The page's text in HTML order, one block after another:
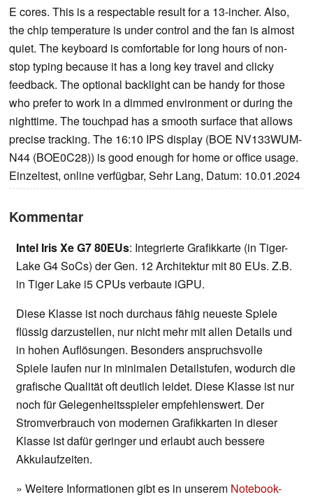
E cores. This is a respectable result for a 13-incher. Also,
the chip temperature is under control and the fan is almost
quiet. The keyboard is comfortable for long hours of non-
stop typing because it has a long key travel and clicky
feedback. The optional backlight can be handy for those
who prefer to work in a dimmed environment or during the
nighttime. The touchpad has a smooth surface that allows
precise tracking. The 16:10 IPS display (BOE NV133WUM-
N44 (BOE0C28)) is good enough for home or office usage.
Einzeltest, online verfügbar, Sehr Lang, Datum: 10.01.2024
Kommentar
Intel Iris Xe G7 80EUs: Integrierte Grafikkarte (in Tiger-
Lake G4 SoCs) der Gen. 12 Architektur mit 80 EUs. Z.B.
in Tiger Lake i5 CPUs verbaute iGPU.
Diese Klasse ist noch durchaus fähig neueste Spiele
flüssig darzustellen, nur nicht mehr mit allen Details und
in hohen Auflösungen. Besonders anspruchsvolle
Spiele laufen nur in minimalen Detailstufen, wodurch die
grafische Qualität oft deutlich leidet. Diese Klasse ist nur
noch für Gelegenheitsspieler empfehlenswert. Der
Stromverbrauch von modernen Grafikkarten in dieser
Klasse ist dafür geringer und erlaubt auch bessere
Akkulaufzeiten.
» Weitere Informationen gibt es in unserem Notebook-